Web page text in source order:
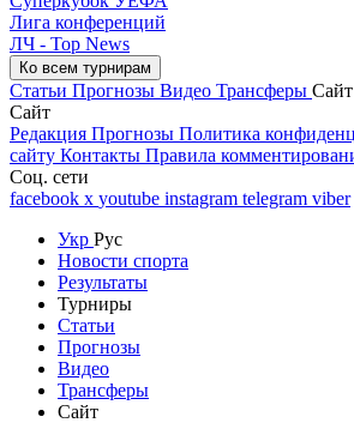
Лига конференций
ЛЧ - Top News
Ко всем турнирам
Статьи Прогнозы Видео Трансферы Сайт
Сайт
Редакция Прогнозы Политика
сайту Контакты Правила
Соц. сети
facebook x youtube instagram telegram viber
Укр Рус
Новости спорта
Результаты
Турниры
Статьи
Прогнозы
Видео
Трансферы
Сайт